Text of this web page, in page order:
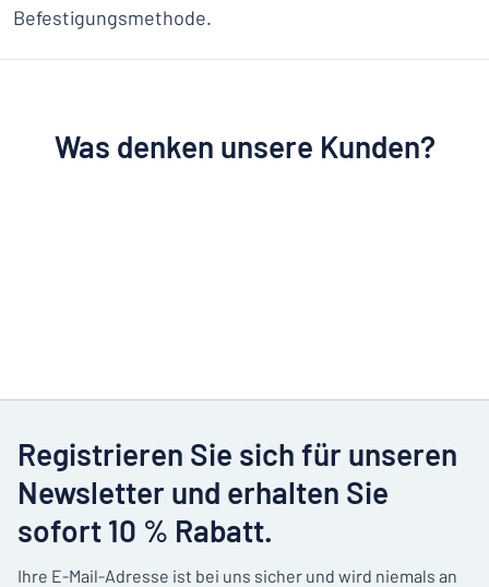
Befestigungsmethode.
Was denken unsere Kunden?
Registrieren Sie sich für unseren
Newsletter und erhalten Sie
sofort 10 % Rabatt.
Ihre E-Mail-Adresse ist bei uns sicher und wird niemals an